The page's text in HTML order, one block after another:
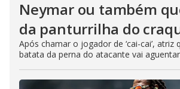
Neymar ou também
da panturrilha do
Após chamar o jogador de ‘cai-cai’, atriz
batata da perna do atacante vai